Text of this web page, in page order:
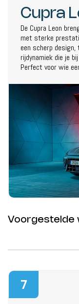
Cupra
De Cupra Leon
met sterke
een scherp
rijdynamiek die je
Perfect voor wie
Voorgestelde
7